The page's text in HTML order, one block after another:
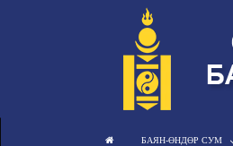
БАЯН-ӨНДӨР СУМ